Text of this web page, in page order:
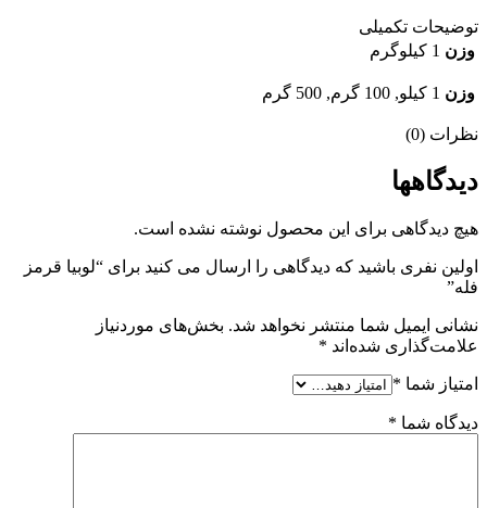
توضیحات تکمیلی
وزن 1 کیلوگرم
وزن 1 کیلو, 100 گرم, 500 گرم
نظرات (0)
دیدگاهها
هیچ دیدگاهی برای این محصول نوشته نشده است.
اولین نفری باشید که دیدگاهی را ارسال می کنید برای “لوبيا قرمز
فله”
نشانی ایمیل شما منتشر نخواهد شد. بخش‌های موردنیاز
علامت‌گذاری شده‌اند *
امتیاز شما *
دیدگاه شما *